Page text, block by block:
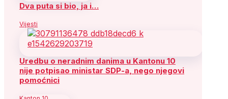
Dva puta si bio, ja i…
Vijesti
Uredbu o neradnim danima u Kantonu 10
nije potpisao ministar SDP-a, nego njegovi
pomoćnici